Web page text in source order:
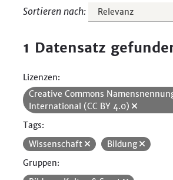
Sortieren nach
1 Datensatz
Lizenzen:
Creative Commons
International (CC BY 4.0)
Tags:
Wissenschaft
Bildung
Gruppen: